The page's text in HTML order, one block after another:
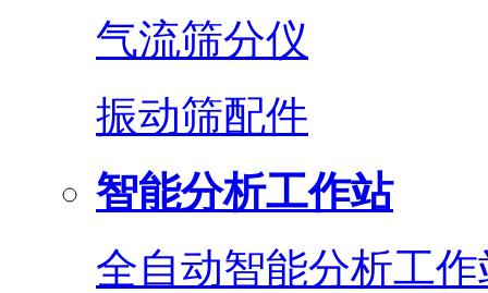
气流筛分仪
振动筛配件
智能分析工作站
全自动智能分析工作